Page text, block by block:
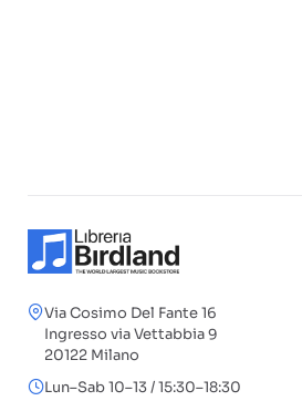
Via Cosimo Del Fante 16
Ingresso via Vettabbia 9
20122 Milano
Lun–Sab 10–13 / 15:30–18:30